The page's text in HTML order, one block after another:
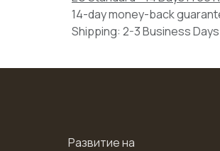
14-day money-back
Shipping: 2-3 Business Days
Развитие на